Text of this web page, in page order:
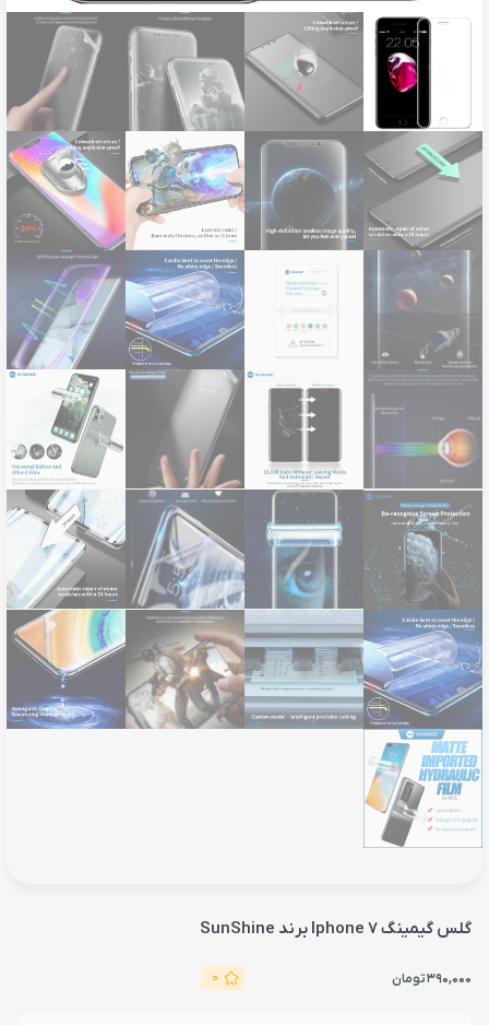
گلس گیمینگ Iphone 7 برند SunShine
390,000تومان 0